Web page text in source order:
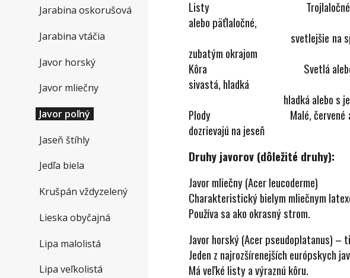
Jarabina oskorušová
Jarabina vtáčia
Javor horský
Javor mliečny
Javor poľný
Jaseň štíhly
Jedľa biela
Krušpán vždyzelený
Lieska obyčajná
Lipa malolistá
Lipa veľkolistá
Listy
Trojlaločné, s
alebo päťlaločné,
svetlejšie na
zubatým okrajom
Kôra
Svetlá alebo
sivastá, hladká
hladká alebo s
Plody
Malé,
dozrievajú na jeseň s
Druhy javorov (dôležité druhy):
Javor mliečny (Acer leucoderme)
Charakteristický bielym mliečnym
Používa sa ako okrasný strom.
Javor horský (Acer pseudoplatanus) –
Jeden z najrozšírenejších európskych
Má veľké listy a výraznú kôru.